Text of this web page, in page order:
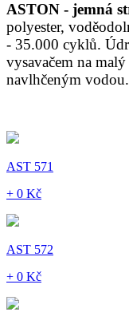
ASTON - jemná
polyester,
- 35.000 cyklů.
vysavačem na
navlhčeným vodou.
AST 571
+ 0 Kč
AST 572
+ 0 Kč